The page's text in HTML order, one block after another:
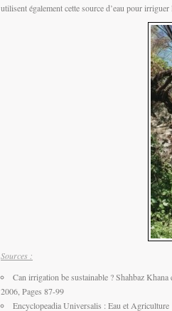
utilisent également cette source d’eau pour irriguer
Sources :
Can irrigation be sustainable ? Shahbaz
2006, Pages 87-99
Encyclopeadia Universalis : Eau et Agriculture